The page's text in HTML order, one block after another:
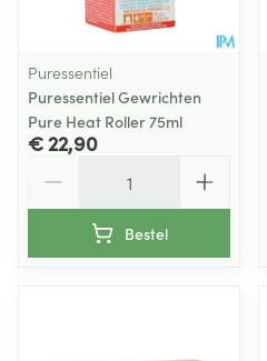
Puressentiel
Puressentiel Gewrichten
Pure Heat Roller 75ml
€ 22,90
Bestel